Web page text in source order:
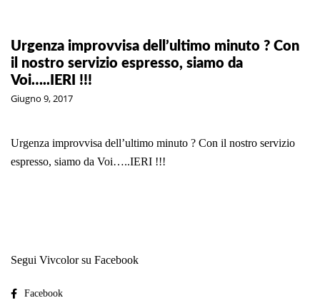
Urgenza improvvisa dell’ultimo minuto ? Con
il nostro servizio espresso, siamo da
Voi…..IERI !!!
Giugno 9, 2017
Urgenza improvvisa dell’ultimo minuto ? Con il nostro servizio
espresso, siamo da Voi…..IERI !!!
Segui Vivcolor su Facebook
Facebook